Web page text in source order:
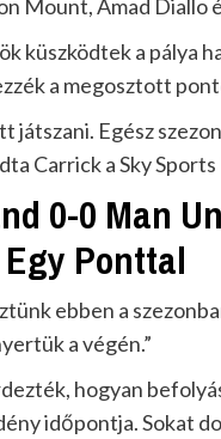
Mount, Amad Diallo
küszködtek a pálya
a megosztott
játszani. Egész
Carrick a Sky
0-0 Man
Ponttal
ebben a
a végén.”
hogyan
időpontja. Sokat